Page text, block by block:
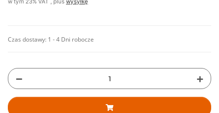
w tym 23% VAT , plus wysyłkę
Czas dostawy: 1 - 4 Dni robocze